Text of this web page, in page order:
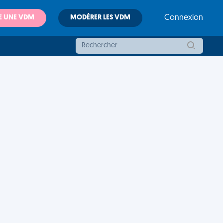
UNE VDM MODÉRER LES VDM Connexion